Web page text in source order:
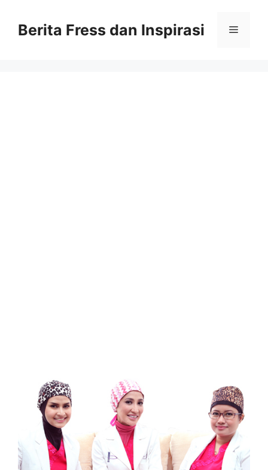
contentBerita Fress dan Inspirasi Menu